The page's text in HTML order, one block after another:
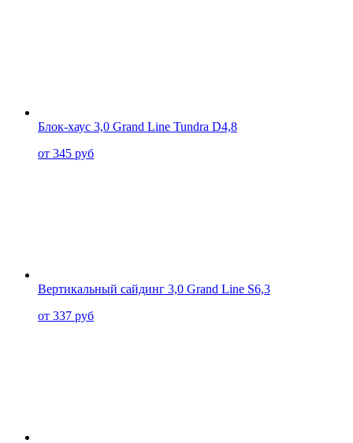
Блок-хаус 3,0 Grand Line Tundra D4,8
от 345 руб
Вертикальный сайдинг 3,0 Grand Line S6,3
от 337 руб